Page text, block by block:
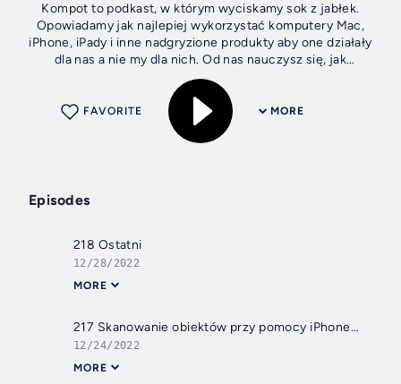
Kompot to podkast, w którym wyciskamy sok z jabłek.
Opowiadamy jak najlepiej wykorzystać komputery Mac,
iPhone, iPady i inne nadgryzione produkty aby one działały
dla nas a nie my dla nich. Od nas nauczysz się, jak
automatyzacja codziennych czynności...
MORE
FAVORITE
Episodes
218 Ostatni
12/28/2022
MORE
217 Skanowanie obiektów przy pomocy iPhone czyli LiDARa w praktyce
12/24/2022
MORE